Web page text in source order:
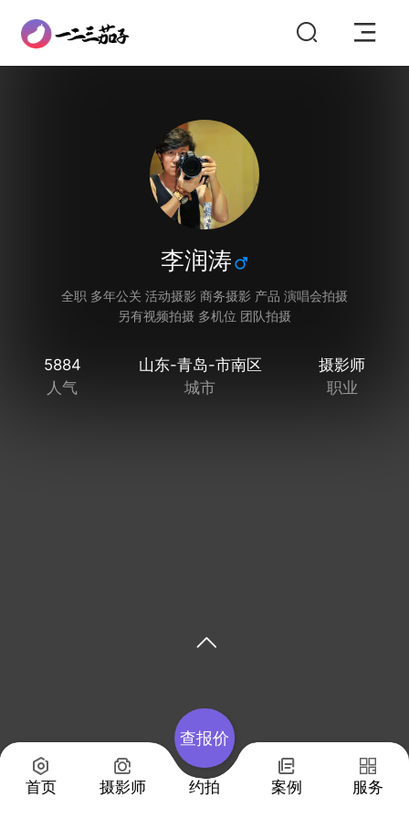
李润涛
全职 多年公关 活动摄影 商务摄影 产品 演唱会拍摄
另有视频拍摄 多机位 团队拍摄
5884
人气
山东-青岛-市南区
城市
摄影师
职业
首页 摄影师
查报价
约拍 案例 服务